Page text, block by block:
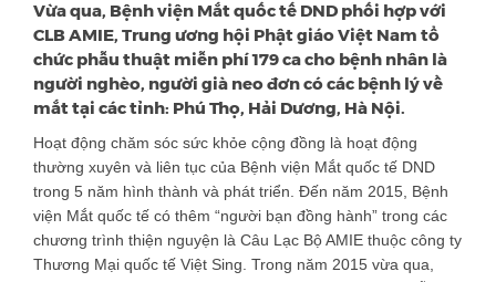
Vừa qua, Bệnh viện Mắt quốc tế DND phối hợp với
CLB AMIE, Trung ương hội Phật giáo Việt Nam tổ
chức phẫu thuật miễn phí 179 ca cho bệnh nhân là
người nghèo, người già neo đơn có các bệnh lý về
mắt tại các tỉnh: Phú Thọ, Hải Dương, Hà Nội.
Hoạt động chăm sóc sức khỏe cộng đồng là hoạt động
thường xuyên và liên tục của Bệnh viện Mắt quốc tế DND
trong 5 năm hình thành và phát triển. Đến năm 2015, Bệnh
viện Mắt quốc tế có thêm “người bạn đồng hành” trong các
chương trình thiện nguyện là Câu Lạc Bộ AMIE thuộc công ty
Thương Mại quốc tế Việt Sing. Trong năm 2015 vừa qua,